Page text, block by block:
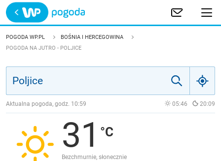
Trwa ładowanie
POLSKA
JAKOŚĆ POWIETRZA
POGODA WP.PL
BOŚNIA I HERCEGOWINA
POGODA NA JUTRO - POLJICE
Aktualna pogoda, godz. 10:59 05:46 20:09
31
Bezchmurnie, słonecznie